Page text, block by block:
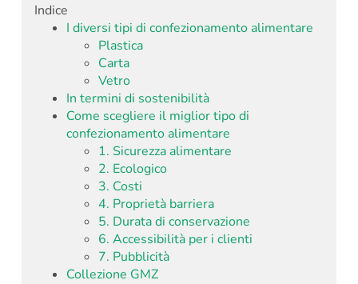
Indice
I diversi tipi di confezionamento alimentare
Plastica
Carta
Vetro
In termini di sostenibilità
Come scegliere il miglior tipo di
confezionamento alimentare
1. Sicurezza alimentare
2. Ecologico
3. Costi
4. Proprietà barriera
5. Durata di conservazione
6. Accessibilità per i clienti
7. Pubblicità
Collezione GMZ